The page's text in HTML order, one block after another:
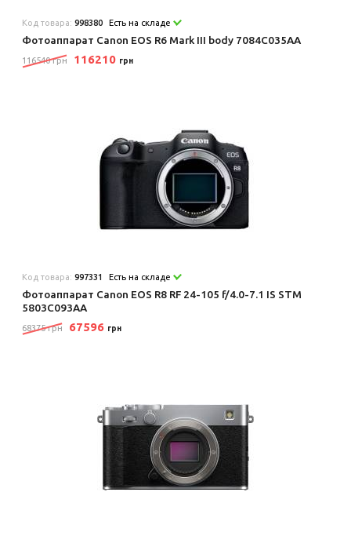
Код товара:998380 Есть на складе
Фотоаппарат Canon EOS R6 Mark III body 7084C035AA
116540 грн 116210 грн
Код товара:997331 Есть на складе
Фотоаппарат Canon EOS R8 RF 24-105 f/4.0-7.1 IS STM
5803C093AA
68375 грн 67596 грн